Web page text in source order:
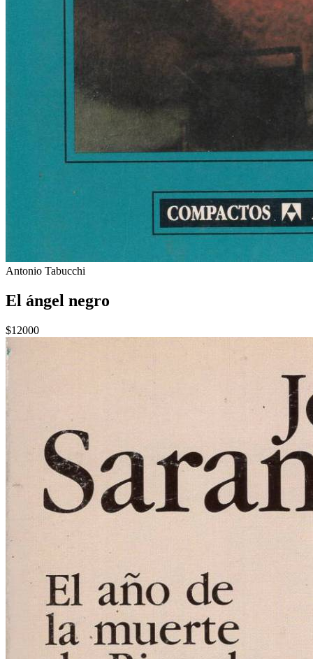
Antonio Tabucchi
El ángel negro
$12000